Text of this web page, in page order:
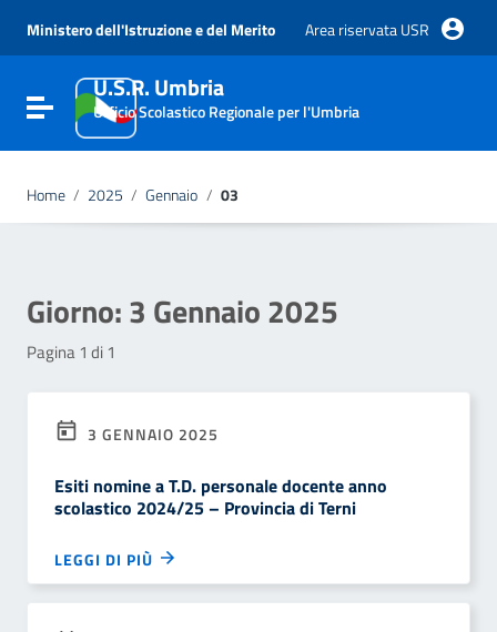
Vai al menu di navigazione
Vai al footer
Ministero dell'Istruzione e del Merito Area riservata USR
Attiva / disattiva la navigazione
U.S.R. Umbria
Ufficio Scolastico Regionale per l'Umbria
Home / 2025 / Gennaio / 03
Giorno:3 Gennaio 2025
Pagina 1 di 1
3 GENNAIO 2025
Esiti nomine a T.D. personale docente anno
scolastico 2024/25 – Provincia di Terni
LEGGI DI PIÙ